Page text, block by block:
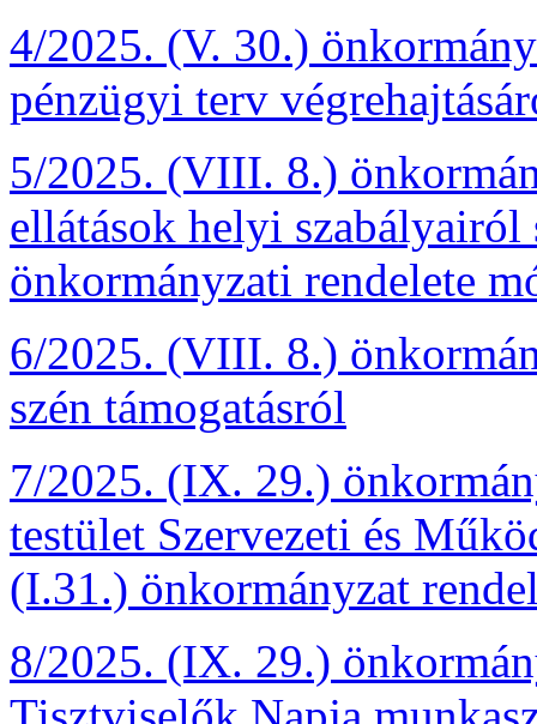
4/2025. (V. 30.)
pénzügyi terv
5/2025. (VIII. 8.)
ellátások helyi
önkormányzati rendelete
6/2025. (VIII. 8.)
szén támogatásról
7/2025. (IX. 29.)
testület Szervezeti és
(I.31.) önkormányzat
8/2025. (IX. 29.)